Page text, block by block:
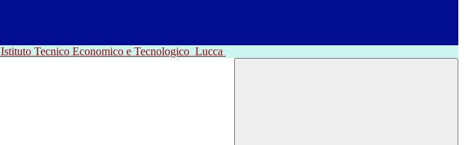
Istituto Tecnico Economico e Tecnologico Lucca